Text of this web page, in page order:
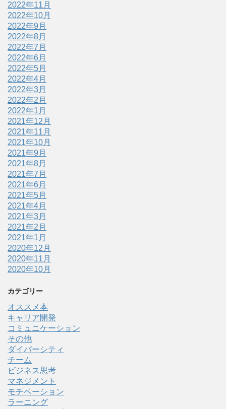
2022年11月
2022年10月
2022年9月
2022年8月
2022年7月
2022年6月
2022年5月
2022年4月
2022年3月
2022年2月
2022年1月
2021年12月
2021年11月
2021年10月
2021年9月
2021年8月
2021年7月
2021年6月
2021年5月
2021年4月
2021年3月
2021年2月
2021年1月
2020年12月
2020年11月
2020年10月
カテゴリー
オススメ本
キャリア開発
コミュニケーション
その他
ダイバーシティ
チーム
ビジネス思考
マネジメント
モチベーション
ラーニング